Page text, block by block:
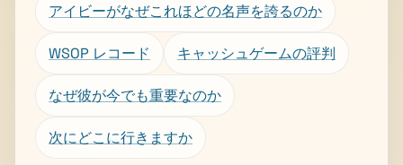
アイビーがなぜこれほどの名声を誇るのか
WSOP レコード キャッシュゲームの評判
なぜ彼が今でも重要なのか
次にどこに行きますか